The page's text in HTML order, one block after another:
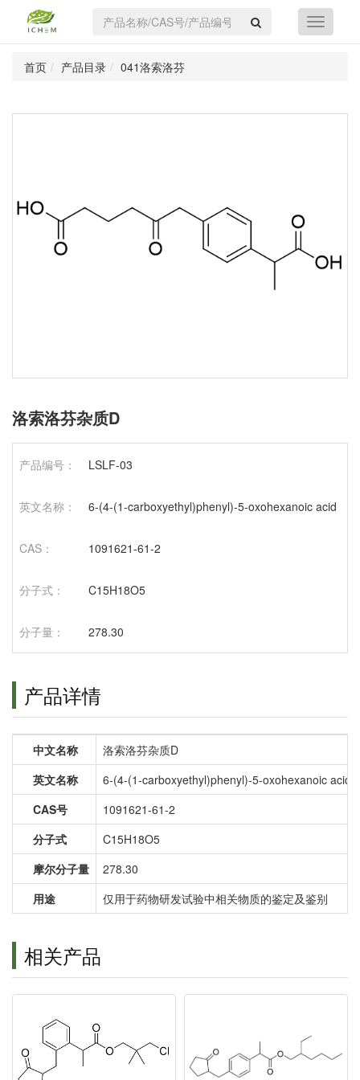
首页 产品目录 041洛索洛芬
洛索洛芬杂质D
产品编号： LSLF-03
英文名称： 6-(4-(1-carboxyethyl)phenyl)-5-oxohexanoic acid
CAS： 1091621-61-2
分子式： C15H18O5
分子量： 278.30
产品详情
中文名称
洛索洛芬杂质D
英文名称
6-(4-(1-carboxyethyl)phenyl)-5-oxohexanoic acid
CAS号
1091621-61-2
分子式
C15H18O5
摩尔分子量
278.30
用途
仅用于药物研发试验中相关物质的鉴定及鉴别
相关产品